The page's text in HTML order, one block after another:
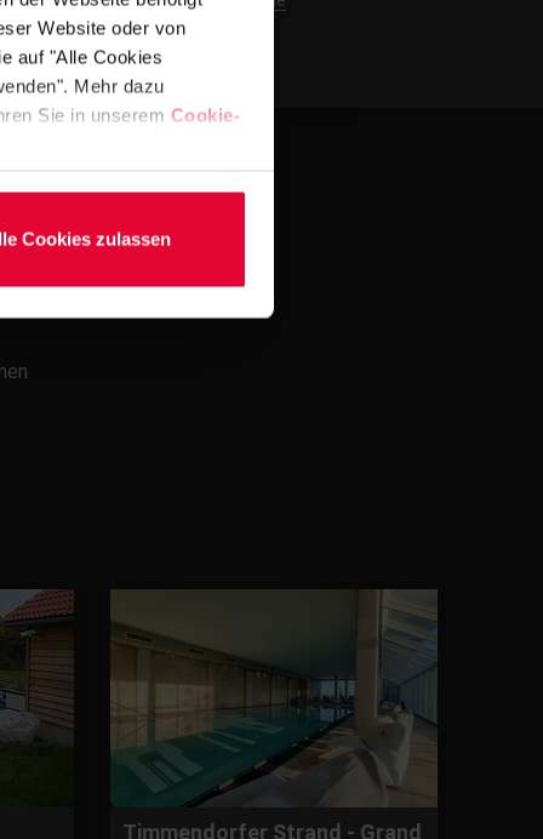
Website oder von
auf "Alle Cookies
Mehr dazu
Sie in unserem Cookie-
Cookies zulassen
Timmendorfer Strand - Grand